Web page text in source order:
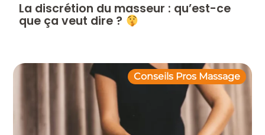
La discrétion du masseur : qu’est-ce
que ça veut dire ?
Conseils Pros Massage